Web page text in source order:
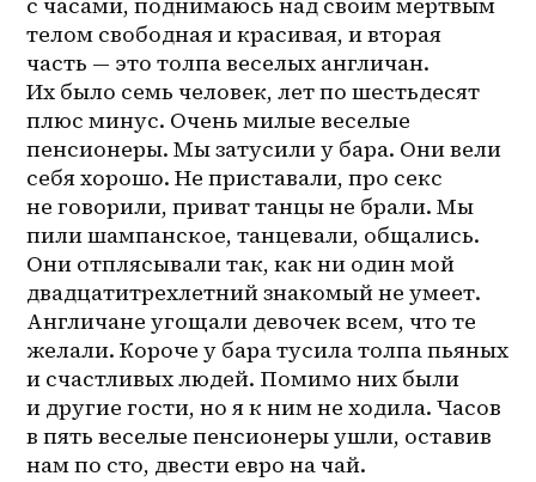
телом свободная и красивая, и вторая
часть — это толпа веселых англичан.
Их было семь человек, лет по шестьдесят
плюс минус. Очень милые веселые
пенсионеры. Мы затусили у бара. Они вели
себя хорошо. Не приставали, про секс
не говорили, приват танцы не брали. Мы
пили шампанское, танцевали, общались.
Они отплясывали так, как ни один мой
двадцатитрехлетний знакомый не умеет.
Англичане угощали девочек всем, что те
желали. Короче у бара тусила толпа пьяных
и счастливых людей. Помимо них были
и другие гости, но я к ним не ходила. Часов
в пять веселые пенсионеры ушли, оставив
нам по сто, двести евро на чай.